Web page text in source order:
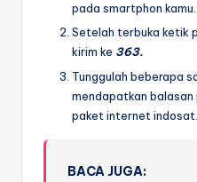
pada smartphon kamu.
Setelah terbuka ketik
kirim ke 363.
Tunggulah beberapa
mendapatkan
paket internet indosat.
BACA JUGA: